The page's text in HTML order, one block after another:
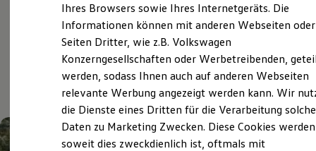
Fahrerassistenz- und Sicherheitssysteme
Kontrollleuchten
Kurzfahrprofile und Ölverdünnung
Batterieverordnung
XTL-Dieselkraftstoff
Ersatzteile und Betriebsflüssigkeiten
Original Zubehör und Lifestyle Produkte
myVolkswagen Business
Elektrisch & Autonom
Elektro - & Hybridfahrzeuge
Aktuelle Highlights
und Angebote
Ihres Browsers sowie Ihres Internetgeräts. Die
Informationen können mit anderen Webseiten oder
Seiten Dritter, wie z.B. Volkswagen
Konzerngesellschaften oder Werbetreibenden,
werden, sodass Ihnen auch auf anderen Webseiten
relevante Werbung angezeigt werden kann. Wir
die Dienste eines Dritten für die Verarbeitung
Daten zu Marketing Zwecken. Diese Cookies
soweit dies zweckdienlich ist, oftmals mit